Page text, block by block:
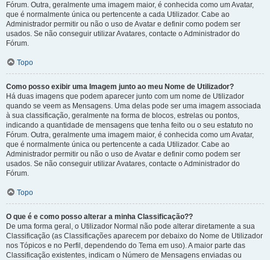
Fórum. Outra, geralmente uma imagem maior, é conhecida como um Avatar,
que é normalmente única ou pertencente a cada Utilizador. Cabe ao
Administrador permitir ou não o uso de Avatar e definir como podem ser
usados. Se não conseguir utilizar Avatares, contacte o Administrador do
Fórum.
Topo
Como posso exibir uma Imagem junto ao meu Nome de Utilizador?
Há duas imagens que podem aparecer junto com um nome de Utilizador
quando se veem as Mensagens. Uma delas pode ser uma imagem associada
à sua classificação, geralmente na forma de blocos, estrelas ou pontos,
indicando a quantidade de mensagens que tenha feito ou o seu estatuto no
Fórum. Outra, geralmente uma imagem maior, é conhecida como um Avatar,
que é normalmente única ou pertencente a cada Utilizador. Cabe ao
Administrador permitir ou não o uso de Avatar e definir como podem ser
usados. Se não conseguir utilizar Avatares, contacte o Administrador do
Fórum.
Topo
O que é e como posso alterar a minha Classificação??
De uma forma geral, o Utilizador Normal não pode alterar diretamente a sua
Classificação (as Classificações aparecem por debaixo do Nome de Utilizador
nos Tópicos e no Perfil, dependendo do Tema em uso). A maior parte das
Classificação existentes, indicam o Número de Mensagens enviadas ou